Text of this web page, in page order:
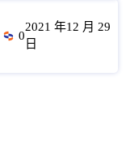
0
2021 年12 月 29
日